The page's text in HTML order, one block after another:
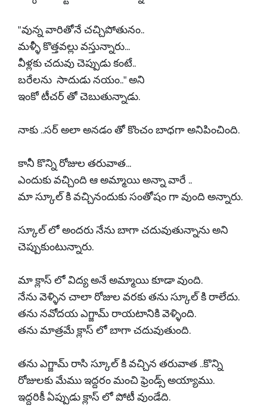
"వున్న వారితోనే చచ్చిపోతునం..
మళ్ళీ కొత్తవల్లు వస్తున్నారు...
వీళ్లకు చదువు చెప్పుడు కంటే..
బరేలను సాదుడు నయం.." అని
ఇంకో టీచర్ తో చెబుతున్నాడు.
నాకు ..సర్ అలా అనడం తో కొంచం బాధగా అనిపించింది.
కానీ కొన్ని రోజుల తరువాత...
ఎందుకు వచ్చింది ఆ అమ్మాయి అన్నా వారే ..
మా స్కూల్ కి వచ్చినందుకు సంతోషం గా వుంది అన్నారు.
స్కూల్ లో అందరు నేను బాగా చదువుతున్నాను అని
చెప్పుకుంటున్నారు.
మా క్లాస్ లో విద్య అనే అమ్మాయి కూడా వుంది.
నేను వెళ్ళిన చాలా రోజుల వరకు తను స్కూల్ కి రాలేదు.
తను నవోదయ ఎగ్జామ్ రాయటానికి వెళ్ళింది.
తను మాత్రమే క్లాస్ లో బాగా చదువుతుంది.
తను ఎగ్జామ్ రాసి స్కూల్ కి వచ్చిన తరువాత ..కొన్ని
రోజులకు మేము ఇద్దరం మంచి ఫ్రెండ్స్ అయ్యాము.
ఇద్దరికీ ఏప్పుడు క్లాస్ లో పోటీ వుండేది.